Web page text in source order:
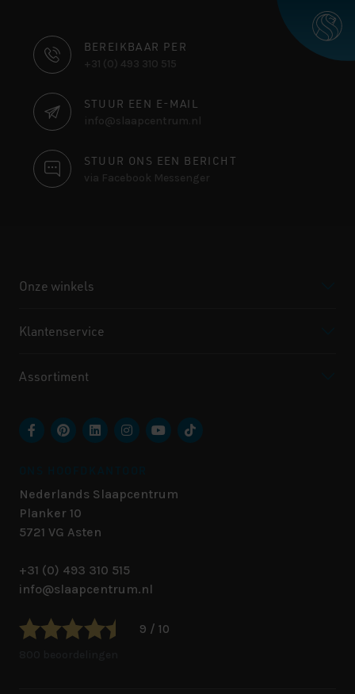
CONTACT
INFORMATIE
BEREIKBAAR PER
+31 (0) 493 310 515
STUUR EEN E-MAIL
info@slaapcentrum.nl
STUUR ONS EEN BERICHT
via Facebook Messenger
Onze winkels
Klantenservice
Assortiment
Nederlands Slaapcentrum
Planker 10
5721 VG Asten
+31 (0) 493 310 515
info@slaapcentrum.nl
9 / 10